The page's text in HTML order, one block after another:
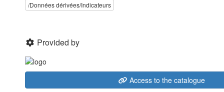
/Données dérivées/Indicateurs
Provided by
Access to the catalogue